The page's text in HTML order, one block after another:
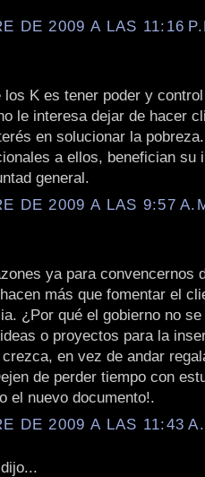
DE 2009 A LAS 11:16
los K es tener poder y
le interesa dejar de hacer
en solucionar la
a ellos, benefician su
general.
DE 2009 A LAS 9:57
ya para convencernos
más que fomentar el
¿Por qué el gobierno no
o proyectos para la
en vez de andar
de perder tiempo con
el nuevo documento!.
DE 2009 A LAS 11:43
dijo...